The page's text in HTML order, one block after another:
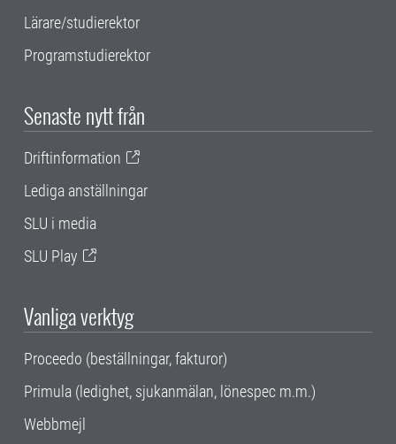
Lärare/studierektor
Programstudierektor
Senaste nytt från
Driftinformation
Lediga anställningar
SLU i media
SLU Play
Vanliga verktyg
Proceedo (beställningar, fakturor)
Primula (ledighet, sjukanmälan, lönespec m.m.)
Webbmejl